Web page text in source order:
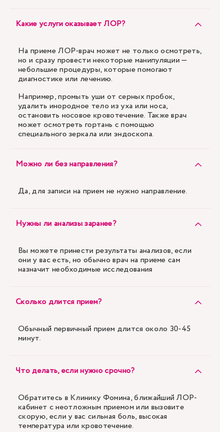
Какие услуги оказывает ЛОР?
На приеме ЛОР-врач может не только осмотреть,
но и сразу провести некоторые манипуляции —
небольшие процедуры, которые помогают
диагностике или лечению.
Например, промыть уши от серных пробок,
удалить инородное тело из уха или носа,
остановить носовое кровотечение. Также врач
может осмотреть гортань с помощью
специального зеркала или эндоскопа.
Можно ли без направления?
Да, для записи на прием не нужно направление.
Нужны ли анализы заранее?
Вы можете принести результаты анализов, если
они у вас есть, но обычно врач на приеме сам
назначит необходимые исследования
Сколько длится прием?
Обычный первичный прием длится около 30-45
минут.
Что делать, если нужно срочно?
Обратитесь в Клинику Фомина, ближайший ЛОР-
кабинет с неотложным приемом или вызовите
скорую, если у вас сильная боль, высокая
температура или кровотечение.